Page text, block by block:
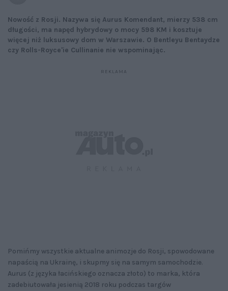
Nowość z Rosji. Nazywa się Aurus Komendant, mierzy 538 cm
długości, ma napęd hybrydowy o mocy 598 KM i kosztuje
więcej niż luksusowy dom w Warszawie. O Bentleyu Bentaydze
czy Rolls-Royce'ie Cullinanie nie wspominając.
Pomińmy wszystkie aktualne animozje do Rosji, spowodowane
napaścią na Ukrainę, i skupmy się na samym samochodzie.
Aurus (z języka łacińskiego oznacza złoto) to marka, która
zadebiutowała jesienią 2018 roku podczas targów